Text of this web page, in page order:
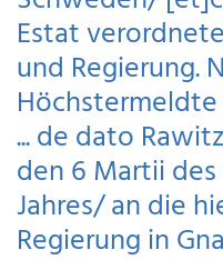
Estat
und Regierung.
... de dato
den 6 Martii
Jahres/ an die
Regierung in